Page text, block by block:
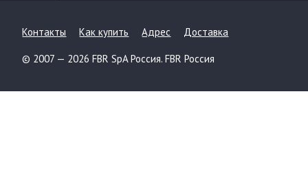
Контакты Как купить Адрес Доставка
© 2007 — 2026 FBR SpA Россия. FBR Россия